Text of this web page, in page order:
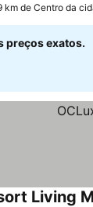
km de Centro da
preços exatos.
Living